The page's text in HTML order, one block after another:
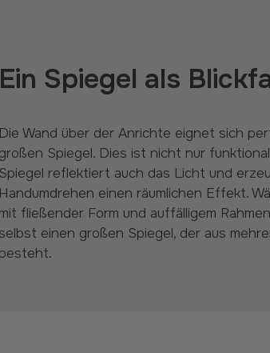
Ein Spiegel als
Die Wand über der Anrichte eignet sich perfekt für einen
großen Spiegel. Dies ist nicht nur
Spiegel reflektiert auch das Licht und
Handumdrehen einen räumlichen Effekt.
mit fließender Form und auffälligem
selbst einen großen Spiegel, der aus
besteht.